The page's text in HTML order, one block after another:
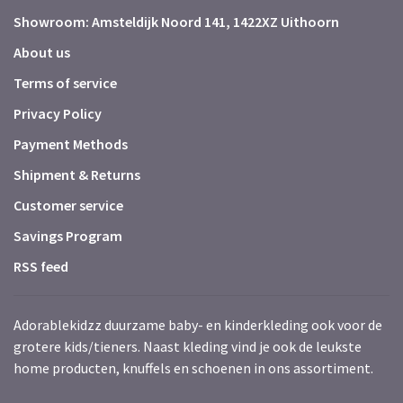
Showroom: Amsteldijk Noord 141, 1422XZ Uithoorn
About us
Terms of service
Privacy Policy
Payment Methods
Shipment & Returns
Customer service
Savings Program
RSS feed
Adorablekidzz duurzame baby- en kinderkleding ook voor de
grotere kids/tieners. Naast kleding vind je ook de leukste
home producten, knuffels en schoenen in ons assortiment.